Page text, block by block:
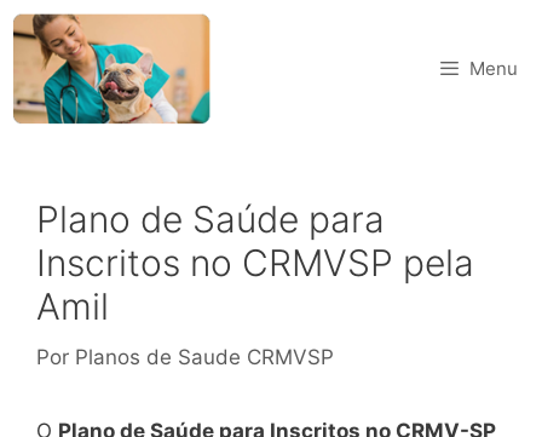
Menu
Plano de Saúde para
Inscritos no CRMVSP pela
Amil
Por Planos de Saude CRMVSP
O Plano de Saúde para Inscritos no CRMV-SP